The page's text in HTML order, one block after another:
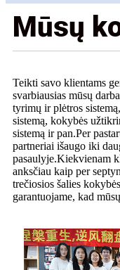
Mūsų
Teikti savo klientams
svarbiausias mūsų
tyrimų ir plėtros
sistemą, kokybės
sistemą ir pan.Per
partneriai išaugo iki
pasaulyje.Kiekvienam
anksčiau kaip per
trečiosios šalies
garantuojame, kad